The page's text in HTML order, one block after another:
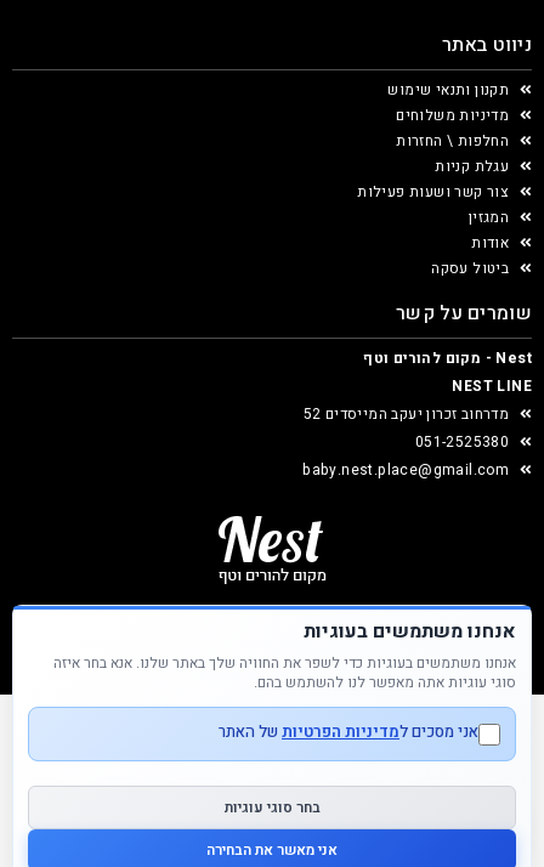
ניווט באתר
תקנון ותנאי שימוש
מדיניות משלוחים
החלפות \ החזרות
עגלת קניות
צור קשר ושעות פעילות
המגזין
אודות
ביטול עסקה
שומרים על קשר
Nest - מקום להורים וטף
NEST LINE
מדרחוב זכרון יעקב המייסדים 52
051-2525380
baby.nest.place@gmail.com
Nest &copy כל הזכויות שמורות
אנחנו משתמשים בעוגיות
אנחנו משתמשים בעוגיות כדי לשפר את החוויה שלך באתר שלנו. אנא בחר איזה
סוגי עוגיות אתה מאפשר לנו להשתמש בהם.
אני מסכים למדיניות הפרטיות של האתר
בחר סוגי עוגיות
אני מאשר את הבחירה